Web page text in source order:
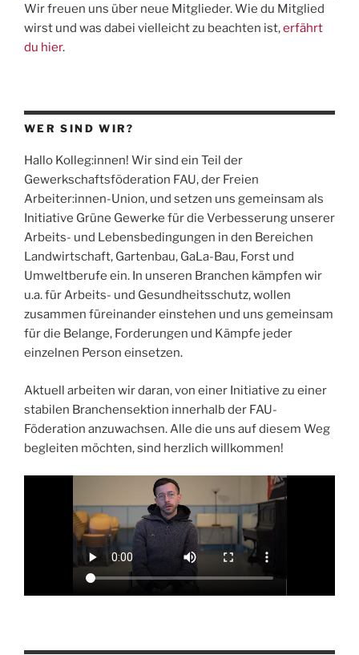
Wir freuen uns über neue Mitglieder. Wie du Mitglied
wirst und was dabei vielleicht zu beachten ist,erfährt
du hier.
WER SIND WIR?
Hallo Kolleg:innen! Wir sind ein Teil der
Gewerkschaftsföderation FAU, der Freien
Arbeiter:innen-Union, und setzen uns gemeinsam als
Initiative Grüne Gewerke für die Verbesserung unserer
Arbeits- und Lebensbedingungen in den Bereichen
Landwirtschaft, Gartenbau, GaLa-Bau, Forst und
Umweltberufe ein. In unseren Branchen kämpfen wir
u.a. für Arbeits- und Gesundheitsschutz, wollen
zusammen füreinander einstehen und uns gemeinsam
für die Belange, Forderungen und Kämpfe jeder
einzelnen Person einsetzen.
Aktuell arbeiten wir daran, von einer Initiative zu einer
stabilen Branchensektion innerhalb der FAU-
Föderation anzuwachsen. Alle die uns auf diesem Weg
begleiten möchten, sind herzlich willkommen!